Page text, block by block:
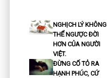
NGHỊCH LÝ KHÔNG
THỂ NGƯỢC ĐỜI
HƠN CỦA NGƯỜI
VIỆT.
ĐỪNG CỐ TỎ RA
HẠNH PHÚC, CỨ